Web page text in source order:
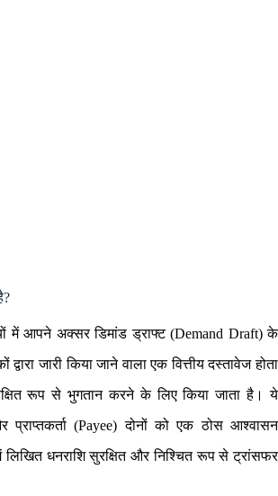
में आपने अक्सर डिमांड ड्राफ्ट (Demand Draft) के
जारी किया जाने वाला एक वित्तीय दस्तावेज होता
रूप से भुगतान करने के लिए किया जाता है। ये
प्राप्तकर्ता (Payee) दोनों को एक ठोस आश्वासन
लिखित धनराशि सुरक्षित और निश्चित रूप से ट्रांसफर